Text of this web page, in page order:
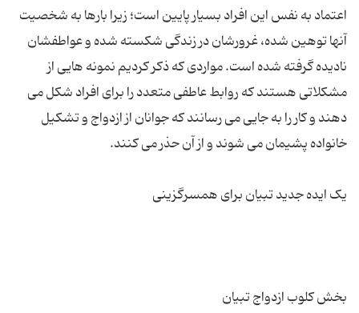
اعتماد به نفس این افراد بسیار پایین است؛ زیرا بارها به شخصیت
آنها توهین شده، غرورشان در زندگی شکسته شده و عواطفشان
نادیده گرفته شده است. مواردی که ذکر کردیم نمونه هایی از
مشکلاتی هستند که روابط عاطفی متعدد را برای افراد شکل می
دهند و کار را به جایی می رسانند که جوانان از ازدواج و تشکیل